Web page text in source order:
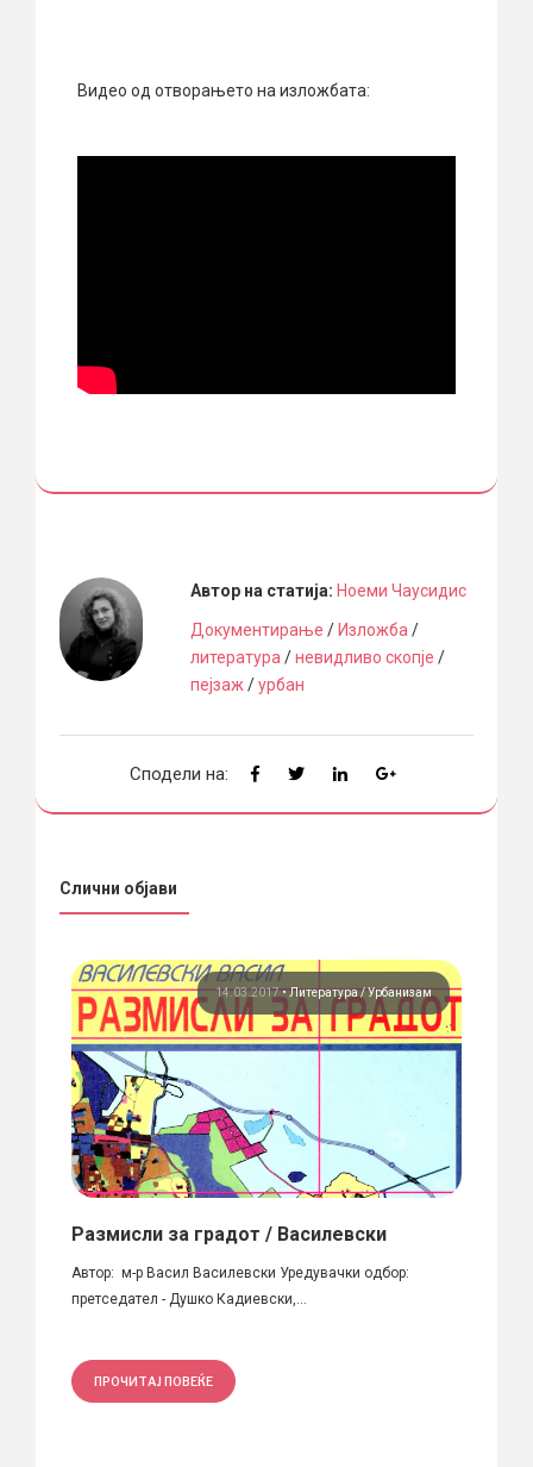
Видео од отворањето на изложбата:
Автор на статија: Ноеми Чаусидис
Документирање / Изложба /
литература /невидливо скопје /
пејзаж /урбан
Сподели на:
Слични објави
14.03.2017•Литература Урбанизам
Размисли за градот / Василевски
Автор: м-р Васил Василевски Уредувачки одбор:
претседател - Душко Кадиевски,...
ПРОЧИТАЈ ПОВЕЌЕ